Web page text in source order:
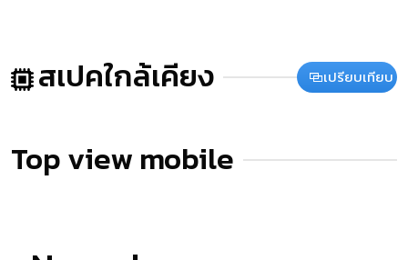
สเปคใกล้เคียง เปรียบเทียบ
Top view mobile